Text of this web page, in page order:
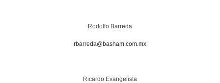
Rodolfo Barreda
rbarreda@basham.com.mx
Ricardo Evangelista